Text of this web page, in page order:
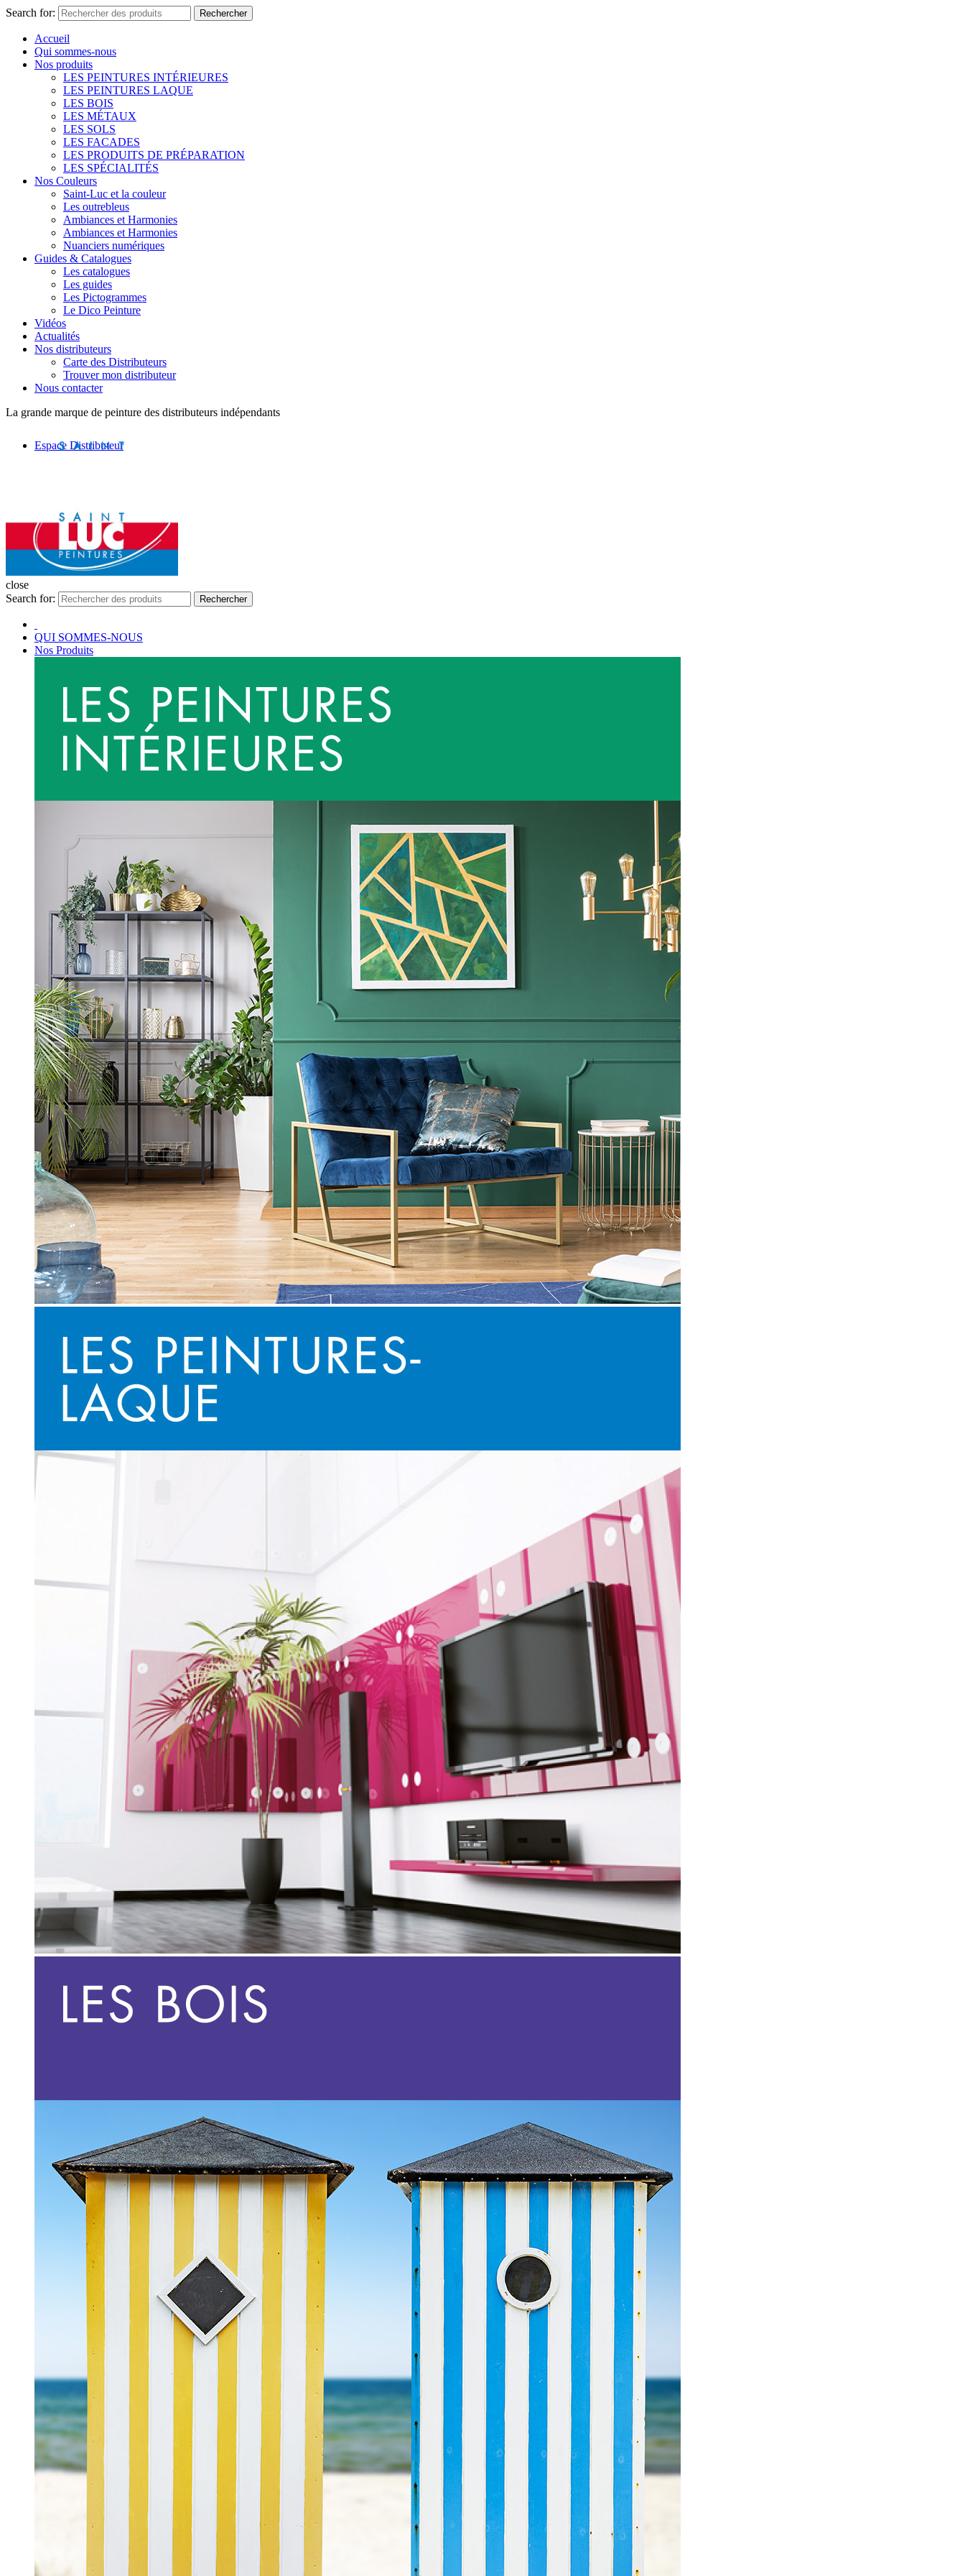
Search for: Rechercher
Accueil
Qui sommes-nous
Nos produits
LES PEINTURES INTÉRIEURES
LES PEINTURES LAQUE
LES BOIS
LES MÉTAUX
LES SOLS
LES FACADES
LES PRODUITS DE PRÉPARATION
LES SPÉCIALITÉS
Nos Couleurs
Saint-Luc et la couleur
Les outrebleus
Ambiances et Harmonies
Ambiances et Harmonies
Nuanciers numériques
Guides & Catalogues
Les catalogues
Les guides
Les Pictogrammes
Le Dico Peinture
Vidéos
Actualités
Nos distributeurs
Carte des Distributeurs
Trouver mon distributeur
Nous contacter
La grande marque de peinture des distributeurs indépendants
Espace Distributeur
close
Search for:
Rechercher
QUI SOMMES-NOUS
Nos Produits